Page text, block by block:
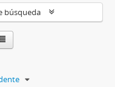
búsqueda